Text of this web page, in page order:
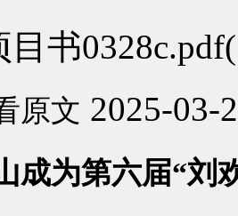
书
原文 2025-03-
成为第六届“刘